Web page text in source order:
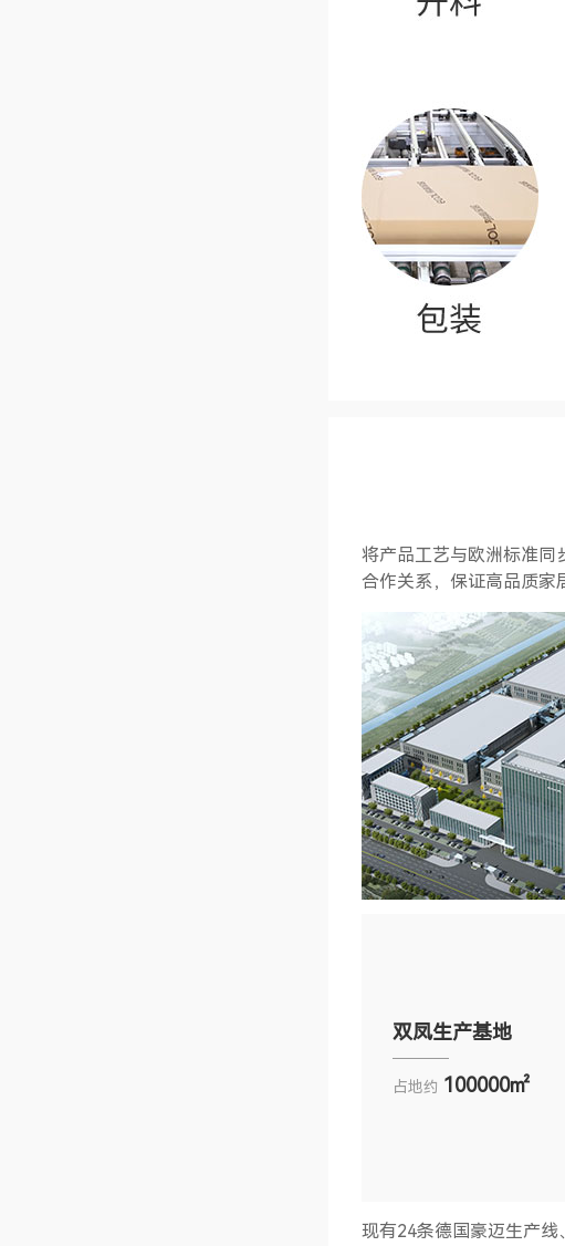
将产品工艺与欧洲标准同
合作关系，保证高品质家
双凤生产基地
占地约 100000㎡
现有24条德国豪迈生产